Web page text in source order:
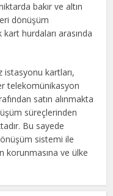
bakır ve altın
dönüşüm
hurdaları arasında
istasyonu kartları,
telekomünikasyon
satın alınmakta
süreçlerinden
Bu sayede
sistemi ile
korunmasına ve ülke